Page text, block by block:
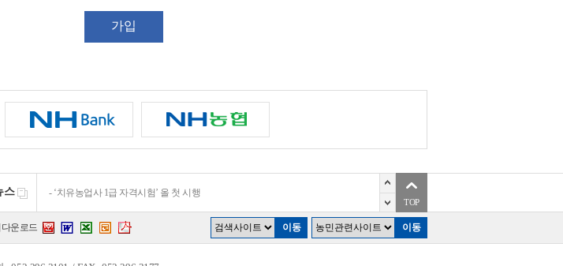
이용신청에 대하여는 이를 승낙하지 아니 할 수 있습니다.
저해할 목적으로 신청한 경우
미비되었을 때
는 이용자의 신상정보를 본인의 승낙없이 제 3자에게 누설, 배포하지 않습니다. 단, 전기통신기본
구가 있는 경우, 범죄에 대한 수사상의 목적이 있거나 정보통신윤리 위원회의 요청이 있는 경우 또
가입
스
조생종 배 ‘원황’ 일찍 맛본다…고온에 ‘배’ 수확시기 앞당겨져
‘치유농업사 1급 자격시험’ 올 첫 시행
“규제 과도”…‘유기농자재 개발’ 발목잡는 효능·효과 표시제
폭염·가뭄 장기화에 고사·염류장해…경남지역 벼농가 속탄다
TOP
운로드 hwp word ppt excel pdf 이동 이동